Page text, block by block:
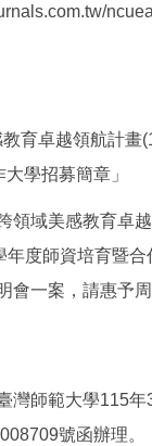
育卓越領航計畫
學招募簡章」
領域美感教育卓
度師資培育暨合
會一案，請惠予
灣師範大學115
號函辦理。